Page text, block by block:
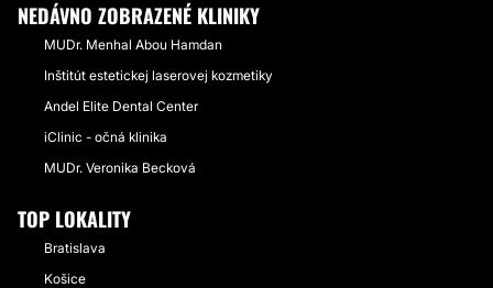
NEDÁVNO ZOBRAZENÉ KLINIKY
MUDr. Menhal Abou Hamdan
Inštitút estetickej laserovej kozmetiky
Andel Elite Dental Center
iClinic - očná klinika
MUDr. Veronika Becková
TOP LOKALITY
Bratislava
Košice